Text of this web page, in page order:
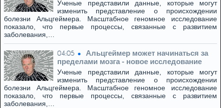
Ученые представили данные, которые могут
изменить представление о происхождении
болезни Альцгеймера. Масштабное геномное исследование
показало, что первые процессы, связанные с развитием
заболевания,…
04:05
Альцгеймер может начинаться за
пределами мозга - новое исследование
Ученые представили данные, которые могут
изменить представление о происхождении
болезни Альцгеймера. Масштабное геномное исследование
показало, что первые процессы, связанные с развитием
заболевания,…